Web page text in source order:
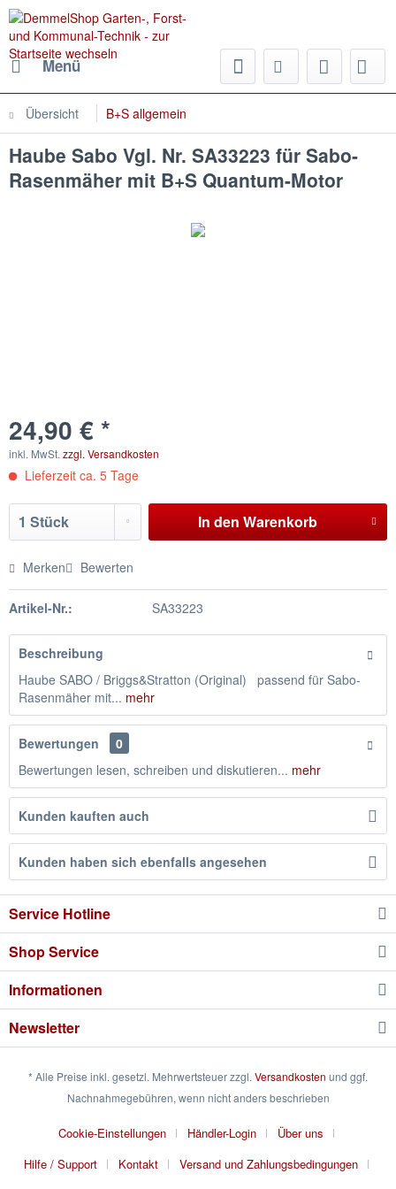
Menü
Übersicht B+S allgemein
Haube Sabo Vgl. Nr. SA33223 für Sabo-
Rasenmäher mit B+S Quantum-Motor
24,90 € *
inkl. MwSt. zzgl. Versandkosten
Lieferzeit ca. 5 Tage
In den Warenkorb
Merken Bewerten
Artikel-Nr.: SA33223
Beschreibung
Haube SABO / Briggs&Stratton (Original) passend für Sabo-
Rasenmäher mit... mehr
Bewertungen
0
Bewertungen lesen, schreiben und diskutieren... mehr
Kunden kauften auch
Kunden haben sich ebenfalls angesehen
Service Hotline
Shop Service
Informationen
Newsletter
* Alle Preise inkl. gesetzl. Mehrwertsteuer zzgl. Versandkosten und ggf.
Nachnahmegebühren, wenn nicht anders beschrieben
Cookie-Einstellungen Händler-Login
Über uns
Hilfe / Support
Kontakt
Versand und Zahlungsbedingungen